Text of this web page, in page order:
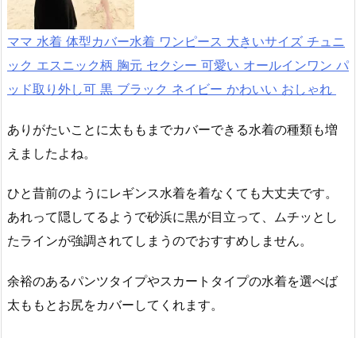
ママ 水着 体型カバー水着 ワンピース 大きいサイズ チュニ
ック エスニック柄 胸元 セクシー 可愛い オールインワン パ
ッド取り外し可 黒 ブラック ネイビー かわいい おしゃれ
ありがたいことに太ももまでカバーできる水着の種類も増
えましたよね。
ひと昔前のようにレギンス水着を着なくても大丈夫です。
あれって隠してるようで砂浜に黒が目立って、ムチッとし
たラインが強調されてしまうのでおすすめしません。
余裕のあるパンツタイプやスカートタイプの水着を選べば
太ももとお尻をカバーしてくれます。